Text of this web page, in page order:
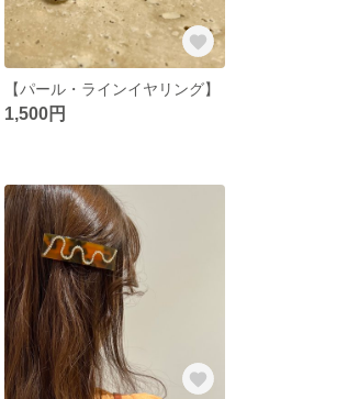
【パール・ラインイヤリング】
1,500円